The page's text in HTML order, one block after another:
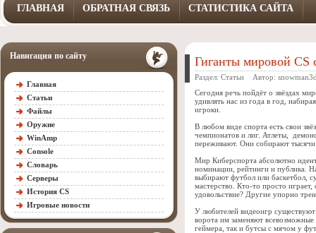
ГЛАВНАЯ ОБРАТНАЯ СВЯЗЬ СТАТИСТИКА САЙТА
Навигация по сайту
Главная
Статьи
Файлы
Оружие
WinAmp
Console
Словарь
Серверы
История CS
Игровые новости
Гиганты мировой CS
Раздел: Статьи Автор:
Сегодня речь пойдёт о звёздах
удивлять нас из года в год,
игроки.
В любом виде спорта есть свои
чемпионатов и лиг. Атлеты,
переживают. Они собирают тысячи
Мир Киберспорта абсолютно
номинации, рейтинги и публика.
выбирают футбол или баскетбол,
мастерство. Кто-то просто
удовольствие? Другие упорно
У любителей видеоигр
ворота им заменяют
геймера, так и бутсы с мячом у